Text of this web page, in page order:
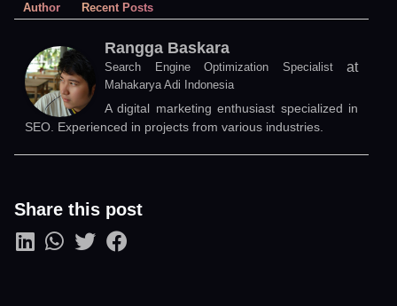
Author Recent Posts
Rangga Baskara
Search Engine Optimization Specialistat
Mahakarya Adi Indonesia
A digital marketing enthusiast specialized in
SEO. Experienced in projects from various industries.
Share this post